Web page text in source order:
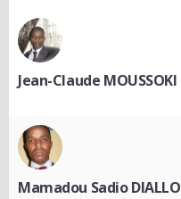
Jean-Claude MOUSSOKI
Mamadou Sadio DIALLO